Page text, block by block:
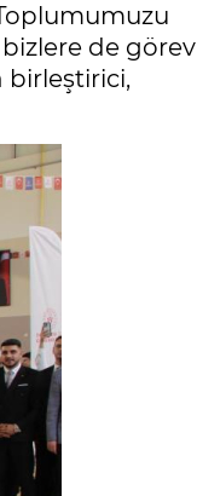
de görev
birleştirici,